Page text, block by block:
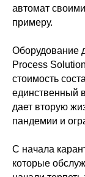
автомат
примеру.
Оборудование
Process
стоимость
единственный
дает вторую
пандемии и
С начала
которые